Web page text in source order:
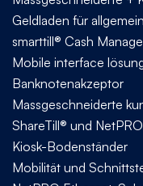
Geldladen für
smarttill® Cash
Mobile interface
Banknotenakzeptor
Massgeschneiderte
ShareTill® und
Kiosk-Bodenständer
Mobilität und